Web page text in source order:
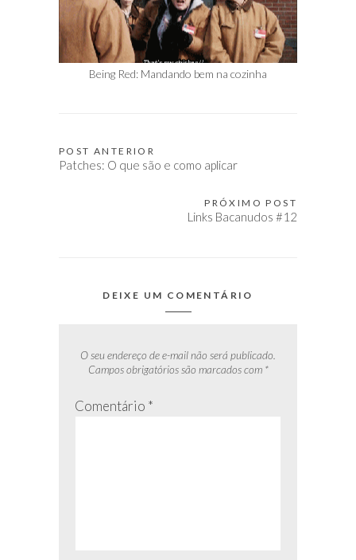
Being Red: Mandando bem na cozinha
Navegação
POST ANTERIOR
Patches: O que são e como aplicar
PRÓXIMO POST
Links Bacanudos #12
DEIXE UM COMENTÁRIO
O seu endereço de e-mail não será publicado.
Campos obrigatórios são marcados com *
Comentário *